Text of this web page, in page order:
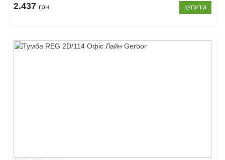
2.437 грн КУПИТИ